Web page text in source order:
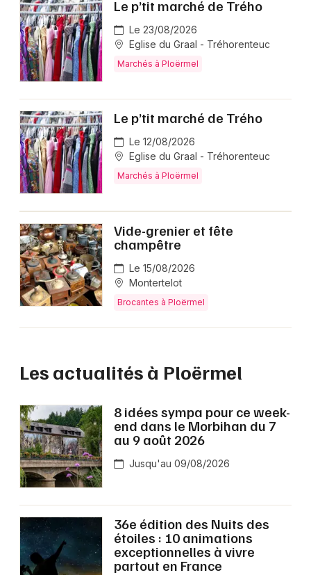
Le p’tit marché de Trého
Le 23/08/2026
Eglise du Graal - Tréhorenteuc
Marchés à Ploërmel
Le p’tit marché de Trého
Le 12/08/2026
Eglise du Graal - Tréhorenteuc
Marchés à Ploërmel
Vide-grenier et fête
champêtre
Le 15/08/2026
Montertelot
Brocantes à Ploërmel
Les actualités à Ploërmel
8 idées sympa pour ce week-
end dans le Morbihan du 7
au 9 août 2026
Jusqu'au 09/08/2026
36e édition des Nuits des
étoiles : 10 animations
exceptionnelles à vivre
partout en France